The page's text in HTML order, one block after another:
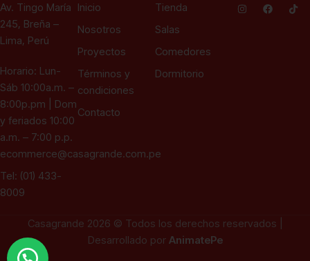
Av. Tingo María
245, Breña –
Lima, Perú
Horario: Lun-
Sáb 10:00a.m. –
8:00p.pm | Dom
y feriados 10:00
a.m. – 7:00 p.p.
ecommerce@casagrande.com.pe
Tel: (01) 433-
8009
Inicio
Nosotros
Proyectos
Términos y
condiciones
Contacto
Tienda
Salas
Comedores
Dormitorio
Casagrande 2026 © Todos los derechos reservados |
Desarrollado por AnimatePe